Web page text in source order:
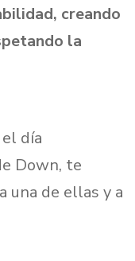
creando
la
día
Down, te
una de ellas y a